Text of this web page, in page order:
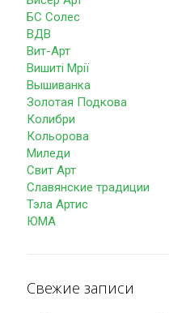
БС Солес
ВДВ
Вит-Арт
Вишиті Мрії
Вышиванка
Золотая Подкова
Колибри
Кольорова
Миледи
Свит Арт
Славянские традиции
Тэла Артис
ЮМА
Свежие записи